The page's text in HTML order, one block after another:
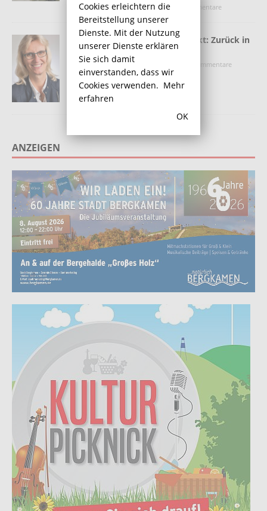
9. März 2022 Redaktion
Kommentare
deaktiviert
Info-Veranstaltung im Treffpunkt: Zurück in
den Beruf
31. August 2016
Kommentare
deaktiviert
ANZEIGEN
Cookies erleichtern die
Bereitstellung unserer
Dienste. Mit der Nutzung
unserer Dienste erklären
Sie sich damit
einverstanden, dass wir
Cookies verwenden. Mehr
erfahren
OK